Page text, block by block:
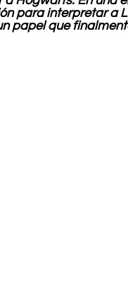
para interpretar a
papel que